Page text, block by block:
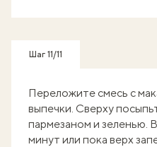
Шаг 11/11
Переложите смесь с
выпечки. Сверху
пармезаном и зеленью.
минут или пока верх